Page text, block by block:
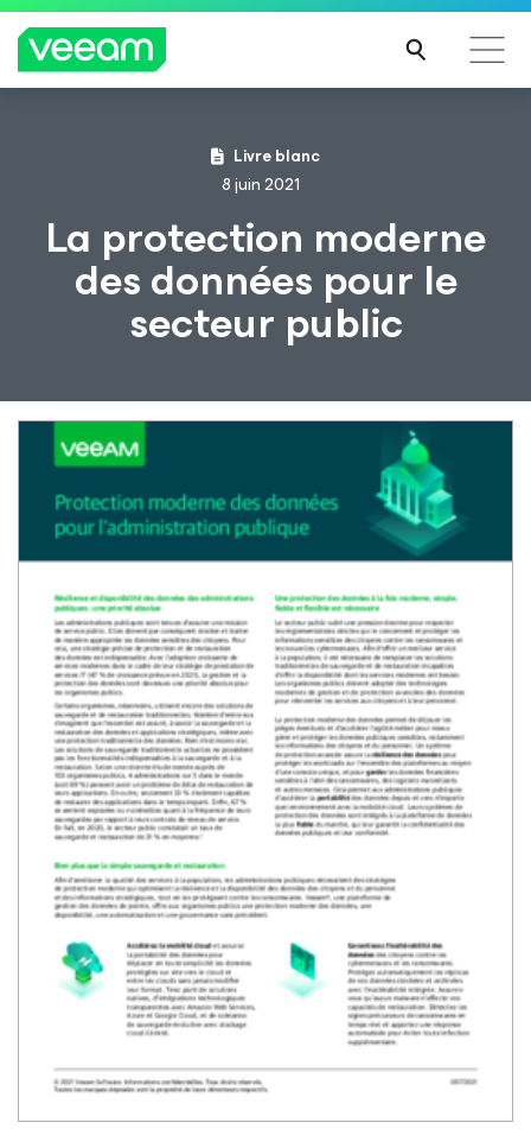
Recommandations de Veeam pour les clients
impactés par la mise à jour de CrowdStrike
SUIT
Livre blanc
8 juin 2021
La protection moderne
des données pour le
secteur public